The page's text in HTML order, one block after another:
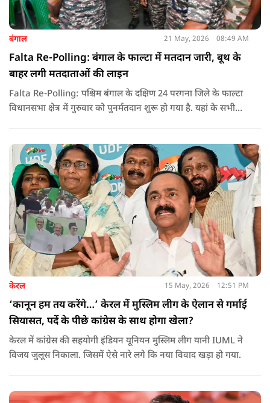
बंगाल 21 May, 2026 08:49 AM
Falta Re-Polling: बंगाल के फाल्टा में मतदान जारी, बूथ के
बाहर लगी मतदाताओं की लाइन
Falta Re-Polling: पश्चिम बंगाल के दक्षिण 24 परगना जिले के फाल्टा
विधानसभा क्षेत्र में गुरुवार को पुनर्मतदान शुरू हो गया है. यहां के सभी
केरल 15 May, 2026 12:51 PM
‘कानून हम तय करेंगे…’ केरल में मुस्लिम लीग के ऐलान से गर्माई
सियासत, पर्दे के पीछे कांग्रेस के साथ होगा खेला?
केरल में कांग्रेस की सहयोगी इंडियन यूनियन मुस्लिम लीग यानी IUML ने
विजय जुलूस निकाला. जिसमें ऐसे नारे लगे कि नया विवाद खड़ा हो गया.